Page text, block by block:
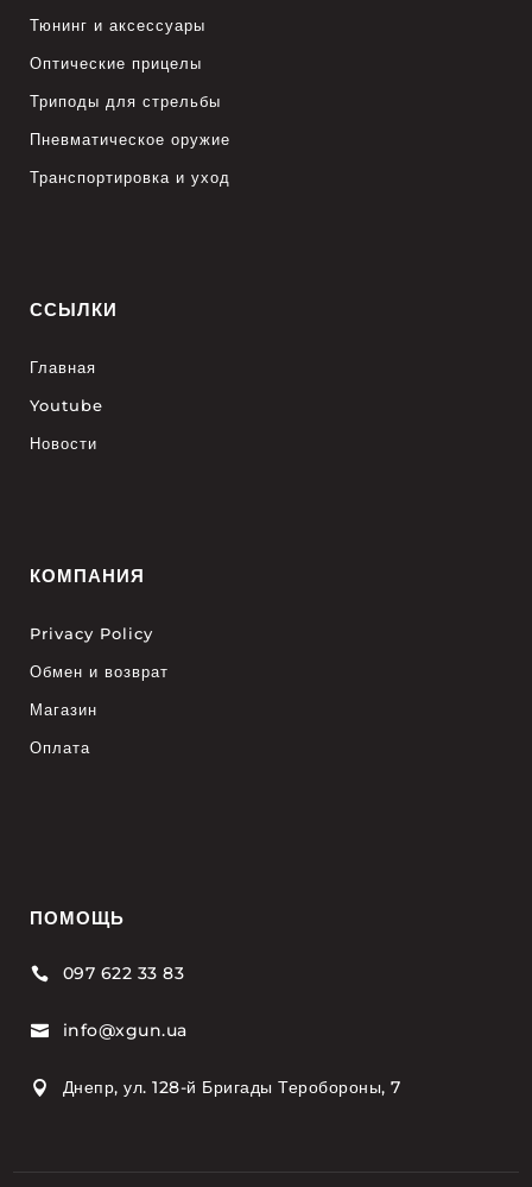
Тюнинг и аксессуары
Оптические прицелы
Триподы для стрельбы
Пневматическое оружие
Транспортировка и уход
ССЫЛКИ
Главная
Youtube
Новости
КОМПАНИЯ
Privacy Policy
Обмен и возврат
Магазин
Оплата
ПОМОЩЬ
 097 622 33 83
 info@xgun.ua
 Днепр, ул. 128-й Бригады Теробороны, 7